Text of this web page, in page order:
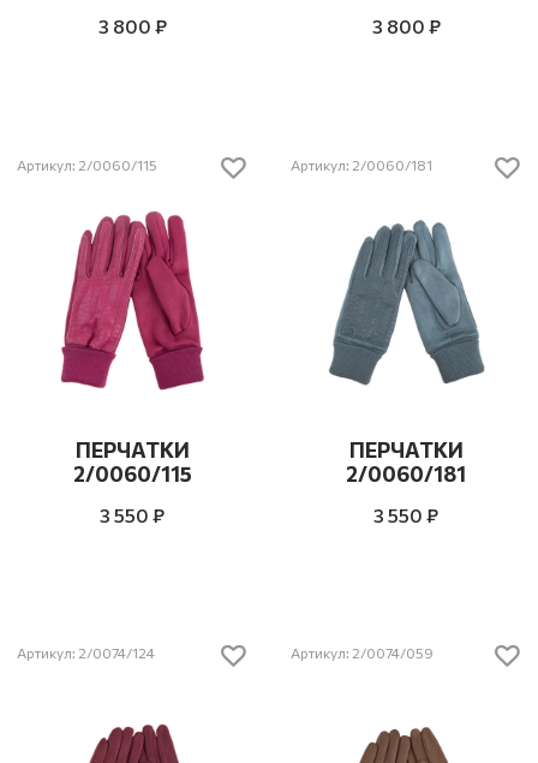
3 800 ₽ 3 800 ₽
Артикул: 2/0060/115
ПЕРЧАТКИ
2/0060/115
3 550 ₽
Артикул: 2/0060/181
ПЕРЧАТКИ
2/0060/181
3 550 ₽
Артикул: 2/0074/124 Артикул: 2/0074/059